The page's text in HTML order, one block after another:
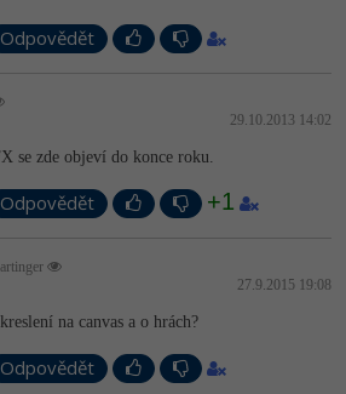
Odpovědět
29.10.2013 14:02
se zde objeví do konce roku.
Odpovědět +1
27.9.2015 19:08
na canvas a o hrách?
Odpovědět